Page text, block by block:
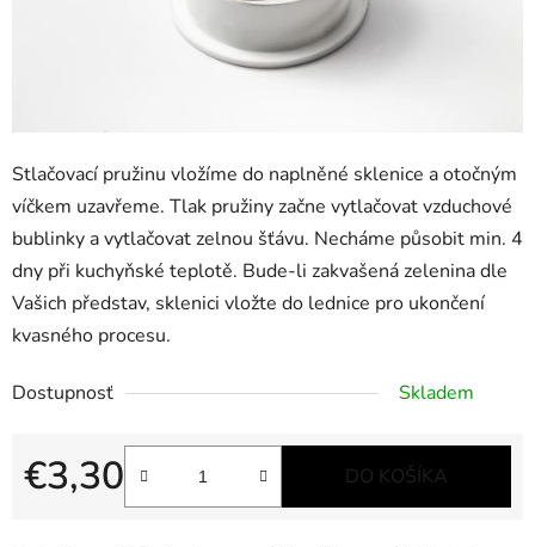
Stlačovací pružinu vložíme do naplněné sklenice a otočným
víčkem uzavřeme. Tlak pružiny začne vytlačovat vzduchové
bublinky a vytlačovat zelnou šťávu. Necháme působit min. 4
dny při kuchyňské teplotě. Bude-li zakvašená zelenina dle
Vašich představ, sklenici vložte do lednice pro ukončení
kvasného procesu.
Dostupnosť Skladem
€3,30
Jednotková cena:
DO KOŠÍKA